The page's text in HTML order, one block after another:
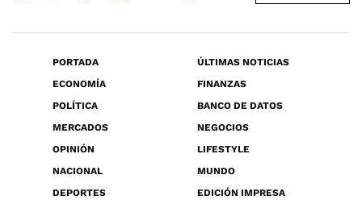
PORTADA
ÚLTIMAS NOTICIAS
ECONOMÍA
FINANZAS
POLÍTICA
BANCO DE DATOS
MERCADOS
NEGOCIOS
OPINIÓN
LIFESTYLE
NACIONAL
MUNDO
DEPORTES
EDICIÓN IMPRESA